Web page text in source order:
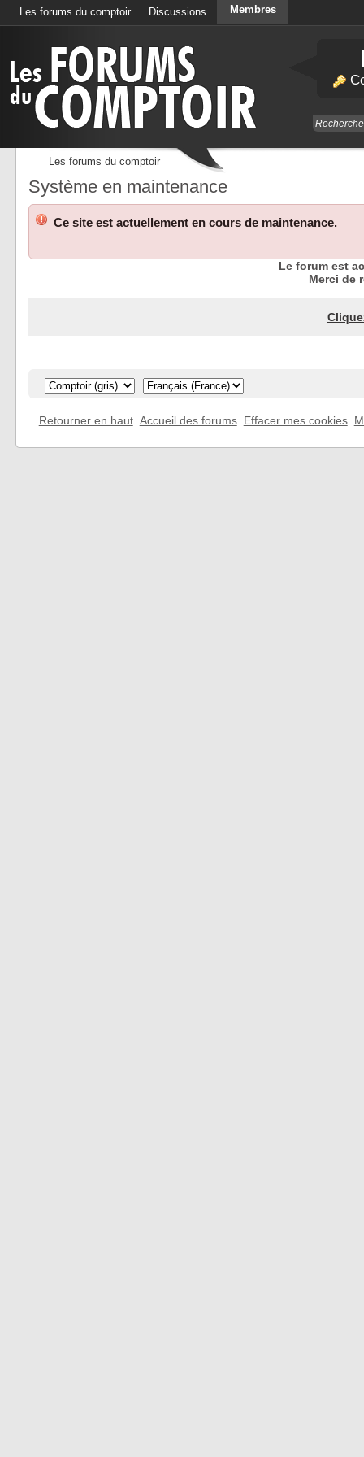
Les forums du comptoir Discussions Membres
Les forums du comptoir
Système en maintenance
Ce site est actuellement en cours de maintenance.
Le forum est
Merci de
Retourner en haut Accueil des forums Effacer mes cookies